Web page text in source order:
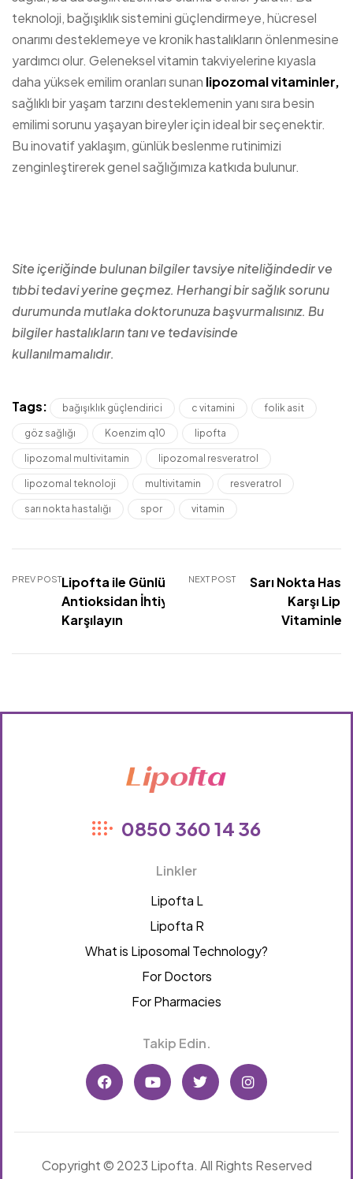
teknoloji, bağışıklık sistemini güçlendirmeye, hücresel
onarımı desteklemeye ve kronik hastalıkların önlenmesine
yardımcı olur. Geleneksel vitamin takviyelerine kıyasla
daha yüksek emilim oranları sunan lipozomal vitaminler,
sağlıklı bir yaşam tarzını desteklemenin yanı sıra besin
emilimi sorunu yaşayan bireyler için ideal bir seçenektir.
Bu inovatif yaklaşım, günlük beslenme rutinimizi
zenginleştirerek genel sağlığımıza katkıda bulunur.
Site içeriğinde bulunan bilgiler tavsiye niteliğindedir ve
tıbbi tedavi yerine geçmez. Herhangi bir sağlık sorunu
durumunda mutlaka doktorunuza başvurmalısınız. Bu
bilgiler hastalıkların tanı ve tedavisinde
kullanılmamalıdır.
Tags: bağışıklık güçlendirici c vitamini folik asit
göz sağlığı Koenzim q10 lipofta
lipozomal multivitamin lipozomal resveratrol
lipozomal teknoloji multivitamin resveratrol
sarı nokta hastalığı spor vitamin
PREV POSTLipofta ile Günlük
Antioksidan İhtiyacınızı
Karşılayın
NEXT POST
Sarı Nokta
Karşı
0850 360 14 36
Linkler
Lipofta L
Lipofta R
What is Liposomal Technology?
For Doctors
For Pharmacies
Takip Edin.
Copyright © 2023 Lipofta. All Rights Reserved